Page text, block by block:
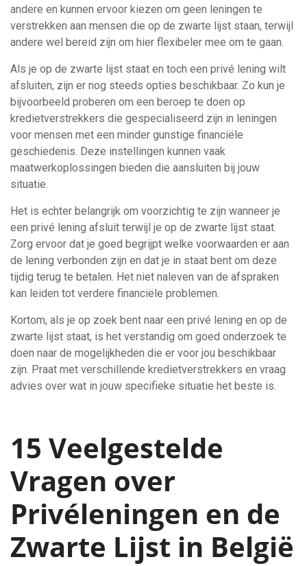
andere en kunnen ervoor kiezen om geen leningen te
verstrekken aan mensen die op de zwarte lijst staan, terwijl
andere wel bereid zijn om hier flexibeler mee om te gaan.
Als je op de zwarte lijst staat en toch een privé lening wilt
afsluiten, zijn er nog steeds opties beschikbaar. Zo kun je
bijvoorbeeld proberen om een beroep te doen op
kredietverstrekkers die gespecialiseerd zijn in leningen
voor mensen met een minder gunstige financiële
geschiedenis. Deze instellingen kunnen vaak
maatwerkoplossingen bieden die aansluiten bij jouw
situatie.
Het is echter belangrijk om voorzichtig te zijn wanneer je
een privé lening afsluit terwijl je op de zwarte lijst staat.
Zorg ervoor dat je goed begrijpt welke voorwaarden er aan
de lening verbonden zijn en dat je in staat bent om deze
tijdig terug te betalen. Het niet naleven van de afspraken
kan leiden tot verdere financiële problemen.
Kortom, als je op zoek bent naar een privé lening en op de
zwarte lijst staat, is het verstandig om goed onderzoek te
doen naar de mogelijkheden die er voor jou beschikbaar
zijn. Praat met verschillende kredietverstrekkers en vraag
advies over wat in jouw specifieke situatie het beste is.
15 Veelgestelde
Vragen over
Privéleningen en de
Zwarte Lijst in België